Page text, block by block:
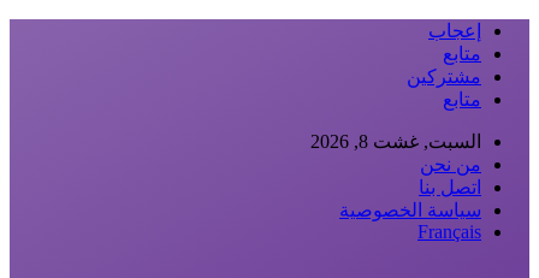
إعجاب
متابع
مشتركين
متابع
السبت, غشت 8, 2026
من نحن
اتصل بنا
سياسة الخصوصية
Français